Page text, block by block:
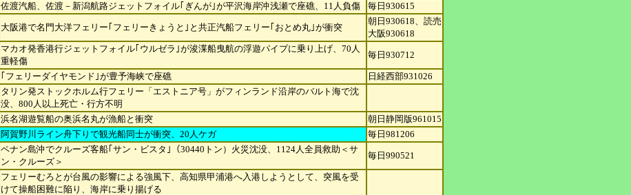
佐渡汽船、佐渡－新潟航路ジェットフォイル｢ぎんが｣が平沢海岸沖浅瀬で座礁、11人負傷 毎日930615
大阪港で名門大洋フェリー｢フェリーきょうと｣と共正汽船フェリー｢おとめ丸｣が衝突
朝日930618、読売
大阪930618
マカオ発香港行ジェットフォイル｢ウルゼラ｣が浚渫船曳航の浮遊パイプに乗り上げ、70人
重軽傷
毎日930712
｢フェリーダイヤモンド｣が豊予海峡で座礁 日経西部931026
タリン発ストックホルム行フェリー「エストニア号」がフィンランド沿岸のバルト海で沈
没、800 人以上死亡・行方不明
浜名湖遊覧船の奥浜名丸が漁船と衝突
朝日静岡版961015
阿賀野川ライン舟下りで観光船同士が衝突、20人ケガ 毎日981206
ペナン島沖でクルーズ客船｢サン・ビスタ｣（30440トン）火災沈没、1124人全員救助＜サ
ン・クルーズ＞
毎日990521
フェリーむろとが台風の影響による強風下、高知県甲浦港へ入港しようとして、突風を受
けて操船困難に陥り、海岸に乗り揚げる